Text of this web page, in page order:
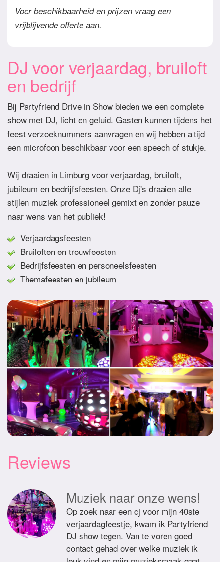
Voor beschikbaarheid en prijzen vraag een
vrijblijvende offerte aan.
DJ voor verjaardag, bruiloft
en bedrijf
Bij Partyfriend Drive in Show bieden we een complete
show met DJ, licht en geluid. Gasten kunnen tijdens het
feest verzoeknummers aanvragen en wij hebben altijd
een microfoon beschikbaar voor een speech of stukje.
Wij draaien in Limburg voor verjaardag, bruiloft,
jubileum en bedrijfsfeesten. Onze Dj's draaien alle
stijlen muziek professioneel gemixt en zonder pauze
naar wens van het publiek!
Verjaardagsfeesten
Bruiloften en trouwfeesten
Bedrijfsfeesten en personeelsfeesten
Themafeesten en jubileum
Reviews
Muziek naar onze wens!
Op zoek naar een dj voor mijn 40ste
verjaardagfeestje, kwam ik Partyfriend
DJ show tegen. Van te voren goed
contact gehad over welke muziek ik